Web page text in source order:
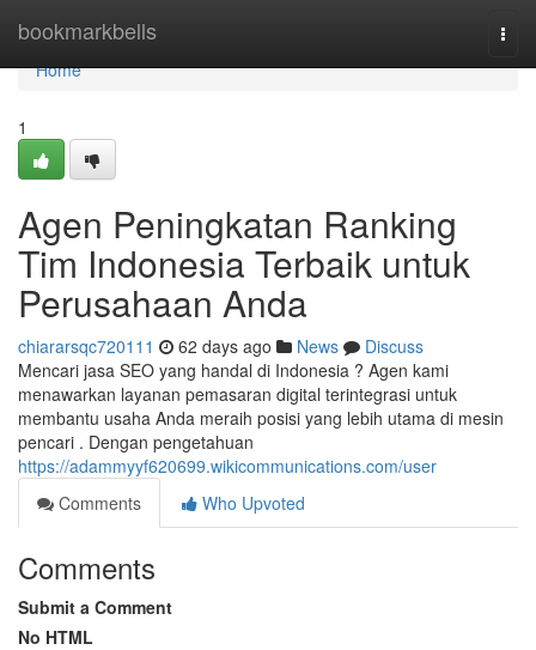
bookmarkbells
Home
Home
1
Agen Peningkatan Ranking
Tim Indonesia Terbaik untuk
Perusahaan Anda
chiararsqc720111 62 days ago News
Discuss
Mencari jasa SEO yang handal di Indonesia ? Agen kami
menawarkan layanan pemasaran digital terintegrasi untuk
membantu usaha Anda meraih posisi yang lebih utama di mesin
pencari . Dengan pengetahuan
https://adammyyf620699.wikicommunications.com/user
Comments
Who Upvoted
Comments
Submit a Comment
No HTML